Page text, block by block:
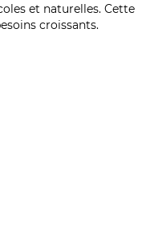
et naturelles. Cette
croissants.